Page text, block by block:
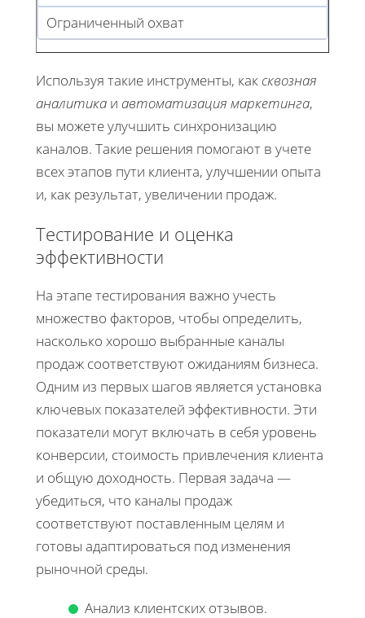
Ограниченный охват
Используя такие инструменты, каксквозная
аналитика и автоматизация маркетинга,
вы можете улучшить синхронизацию
каналов. Такие решения помогают в учете
всех этапов пути клиента, улучшении опыта
и, как результат, увеличении продаж.
Тестирование и оценка
эффективности
На этапе тестирования важно учесть
множество факторов, чтобы определить,
насколько хорошо выбранные каналы
продаж соответствуют ожиданиям бизнеса.
Одним из первых шагов является установка
ключевых показателей эффективности. Эти
показатели могут включать в себя уровень
конверсии, стоимость привлечения клиента
и общую доходность. Первая задача —
убедиться, что каналы продаж
соответствуют поставленным целям и
готовы адаптироваться под изменения
рыночной среды.
Анализ клиентских отзывов.